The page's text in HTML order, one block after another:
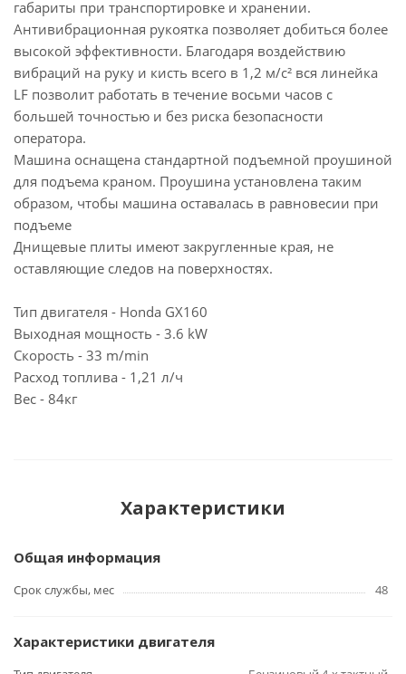
габариты при транспортировке и хранении.
Антивибрационная рукоятка позволяет добиться более
высокой эффективности. Благодаря воздействию
вибраций на руку и кисть всего в 1,2 м/с² вся линейка
LF позволит работать в течение восьми часов с
большей точностью и без риска безопасности
оператора.
Машина оснащена стандартной подъемной проушиной
для подъема краном. Проушина установлена таким
образом, чтобы машина оставалась в равновесии при
подъеме
Днищевые плиты имеют закругленные края, не
оставляющие следов на поверхностях.
Тип двигателя - Honda GX160
Выходная мощность - 3.6 kW
Скорость - 33 m/min
Расход топлива - 1,21 л/ч
Вес - 84кг
Характеристики
Общая информация
Срок службы, мес 48
Характеристики двигателя